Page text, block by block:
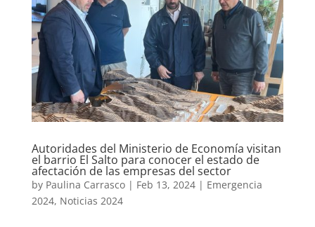
Autoridades del Ministerio de Economía visitan
el barrio El Salto para conocer el estado de
afectación de las empresas del sector
by Paulina Carrasco| Feb 13, 2024| Emergencia
2024, Noticias 2024